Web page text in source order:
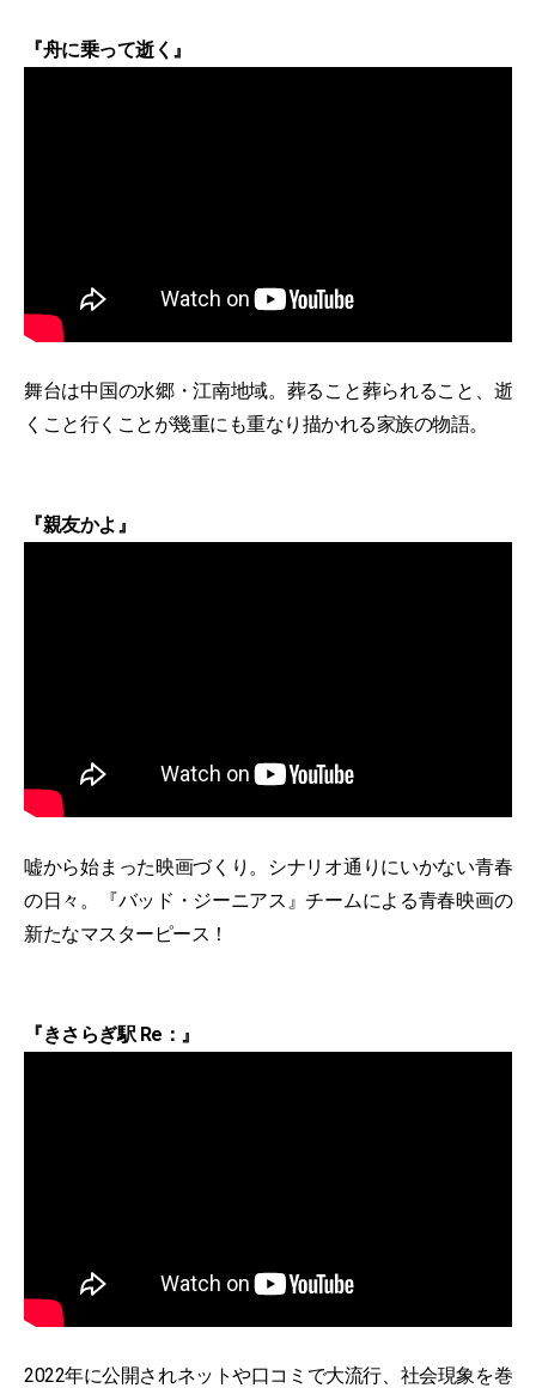
『舟に乗って逝く』
舞台は中国の水郷・江南地域。葬ること葬られること、逝
くこと行くことが幾重にも重なり描かれる家族の物語。
『親友かよ』
嘘から始まった映画づくり。シナリオ通りにいかない青春
の日々。『バッド・ジーニアス』チームによる青春映画の
新たなマスターピース！
『きさらぎ駅 Re：』
2022年に公開されネットや口コミで大流行、社会現象を巻